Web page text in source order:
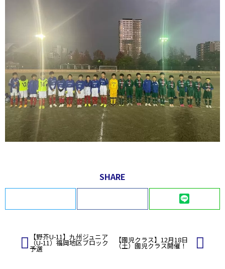
SHARE
LINE
【野芥U-11】九州ジュニア
（U-11）福岡地区ブロック
予選
【園児クラス】12月18日
（土）園児クラス開催！